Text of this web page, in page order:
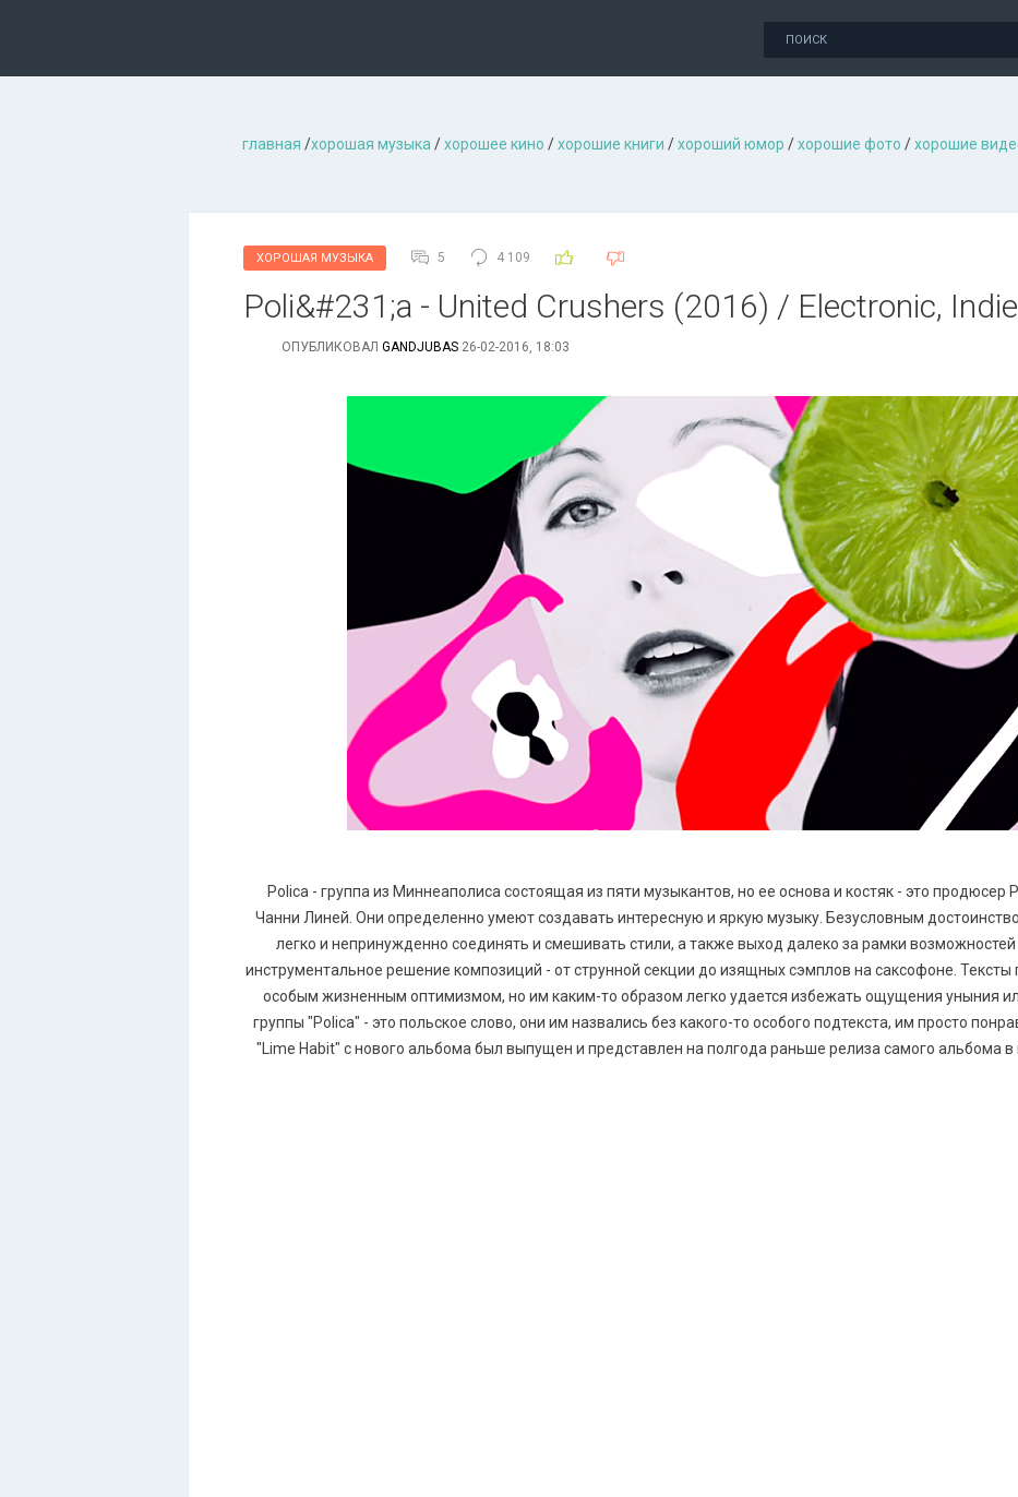
главная /хорошая музыкa /хорошее кино /хорошие книги /хороший юмор /хорошие фото /хорошие
ХОРОШАЯ МУЗЫКА 5 4 109
Poli&#231;a - United Crushers (2016) / Electronic,
ОПУБЛИКОВАЛ GANDJUBAS 26-02-2016, 18:03
Роliса - группа из Миннеаполиса состоящая из пяти музыкантов, но ее основа и костяк - это продюсер
Чанни Линей. Они определенно умеют создавать интересную и яркую музыку. Безусловным
легко и непринужденно соединять и смешивать стили, а также выход далеко за рамки возможностей
инструментальное решение композиций - от струнной секции до изящных сэмплов на саксофоне. Тексты
особым жизненным оптимизмом, но им каким-то образом легко удается избежать ощущения уныния
группы "Роliса" - это польское слово, они им назвались без какого-то особого подтекста, им просто
"Limе Наbit" с нового альбома был выпущен и представлен на полгода раньше релиза самого альбома в